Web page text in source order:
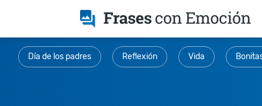
Día de los padres Reflexión Vida